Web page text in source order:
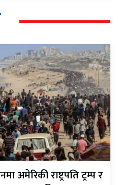
अमेरिकी राष्ट्रपति ट्रम्प र